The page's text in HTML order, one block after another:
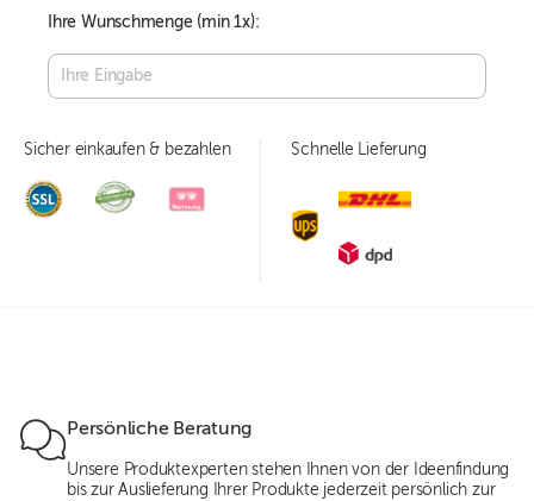
Ihre Wunschmenge (min1x):
Sicher einkaufen & bezahlen Schnelle Lieferung
Persönliche Beratung
Unsere Produktexperten stehen Ihnen von der Ideenfindung
bis zur Auslieferung Ihrer Produkte jederzeit persönlich zur